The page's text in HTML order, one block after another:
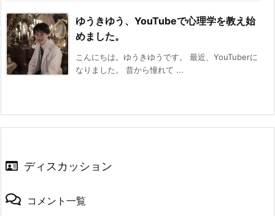
ゆうきゆう、YouTubeで心理学を教え始
めました。
こんにちは。ゆうきゆうです。 最近、YouTuberに
なりました。 昔から憧れて ...
ディスカッション
コメント一覧